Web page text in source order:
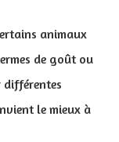
animaux
de goût ou
différentes
le mieux à